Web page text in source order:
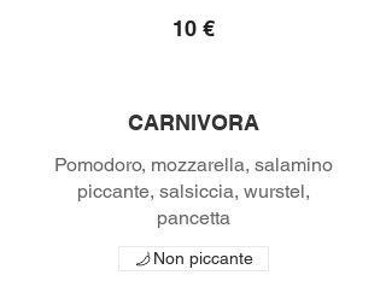
10 €
CARNIVORA
Pomodoro, mozzarella, salamino
piccante, salsiccia, wurstel,
pancetta
Non piccante